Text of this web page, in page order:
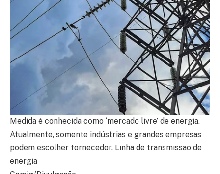
Medida é conhecida como ‘mercado livre’ de energia.
Atualmente, somente indústrias e grandes empresas
podem escolher fornecedor. Linha de transmissão de
energia